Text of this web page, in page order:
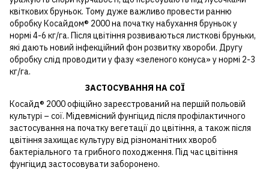
квіткових бруньок. Тому дуже важливо провести ранню
обробку Косайдом® 2000 на початку набухання бруньок у
нормі 4-6 кг/га. Після цвітіння розвиваються листкові бруньки,
які дають новий інфекційний фон розвитку хвороби. Другу
обробку слід проводити у фазу «зеленого конуса» у нормі 2-3
кг/га.
ЗАСТОСУВАННЯ НА СОЇ
Косайд® 2000 офіційно зареєстрований на першій польовій
культурі – сої. Мідевмісний фунгіцид після профілактичного
застосування на початку вегетації до цвітіння, а також після
цвітіння захищає культуру від різноманітних хвороб
бактеріального та грибного походження. Під час цвітіння
фунгіцид застосовувати заборонено.